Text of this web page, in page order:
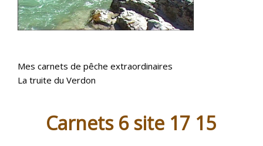
Mes carnets de pêche extraordinaires
La truite du Verdon
Carnets 6 site 17 15